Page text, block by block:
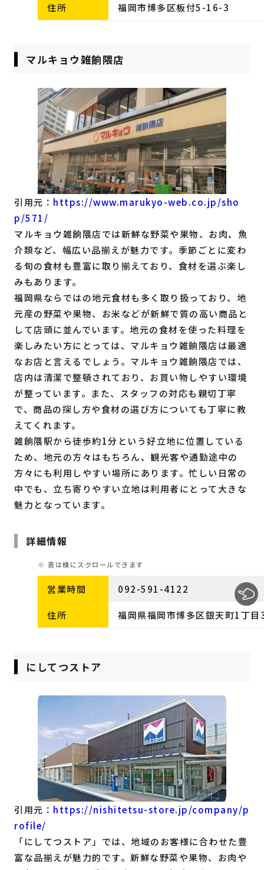
住所 福岡市博多区板付5-16-3
マルキョウ雑餉隈店
引用元： https://www.marukyo-web.co.jp/sho
p/571/
マルキョウ雑餉隈店では新鮮な野菜や果物、お肉、魚
介類など、幅広い品揃えが魅力です。季節ごとに変わ
る旬の食材も豊富に取り揃えており、食材を選ぶ楽し
みもあります。
福岡県ならではの地元食材も多く取り扱っており、地
元産の野菜や果物、お米などが新鮮で質の高い商品と
して店頭に並んでいます。地元の食材を使った料理を
楽しみたい方にとっては、マルキョウ雑餉隈店は最適
なお店と言えるでしょう。マルキョウ雑餉隈店では、
店内は清潔で整頓されており、お買い物しやすい環境
が整っています。また、スタッフの対応も親切丁寧
で、商品の探し方や食材の選び方についても丁寧に教
えてくれます。
雑餉隈駅から徒歩約1分という好立地に位置している
ため、地元の方々はもちろん、観光客や通勤途中の
方々にも利用しやすい場所にあります。忙しい日常の
中でも、立ち寄りやすい立地は利用者にとって大きな
魅力となっています。
詳細情報
営業時間 092-591-4122
住所 福岡県福岡市博多区銀天町1丁
にしてつストア
引用元： https://nishitetsu-store.jp/company/p
rofile/
「にしてつストア」では、地域のお客様に合わせた豊
富な品揃えが魅力的です。新鮮な野菜や果物、お肉や